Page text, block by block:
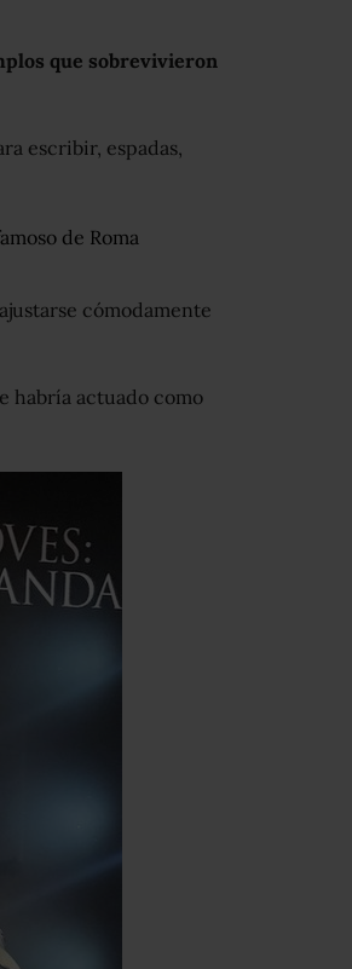
que sobrevivieron
escribir, espadas,
de Roma
cómodamente
habría actuado como